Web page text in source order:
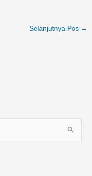
Selanjutnya Pos →